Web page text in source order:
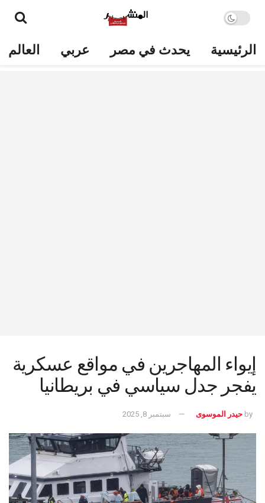
الرئيسية يحدث في مصر عربي العالم
إيواء المهاجرين في مواقع عسكرية
يفجر جدل سياسي في بريطانيا
by حيدر الموسوى سبتمبر 8, 2025